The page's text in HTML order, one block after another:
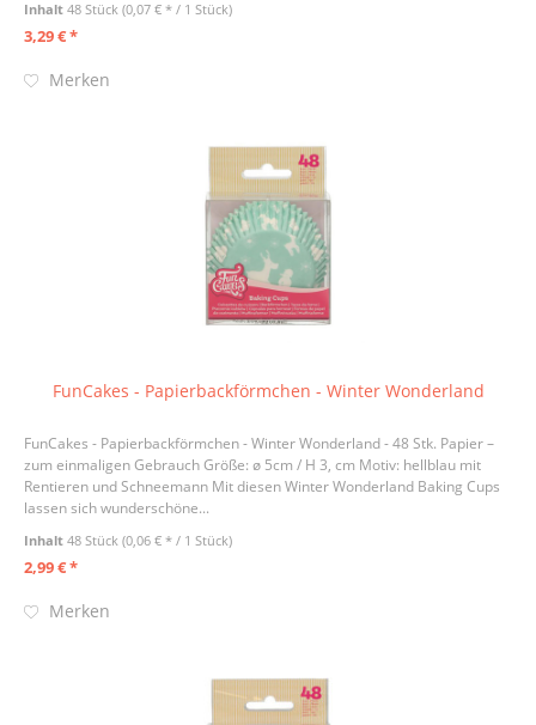
Inhalt48 Stück(0,07 € * / 1 Stück)
3,29 € *
Merken
FunCakes - Papierbackförmchen - Winter Wonderland
FunCakes - Papierbackförmchen - Winter Wonderland - 48 Stk. Papier –
zum einmaligen Gebrauch Größe: ø 5cm / H 3, cm Motiv: hellblau mit
Rentieren und Schneemann Mit diesen Winter Wonderland Baking Cups
lassen sich wunderschöne...
Inhalt48 Stück(0,06 € * / 1 Stück)
2,99 € *
Merken